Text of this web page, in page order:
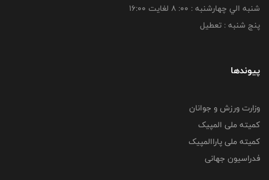
شنبه الي چهارشنبه : 00: 8 لغايت 16:00
پنج شنبه : تعطیل
پیوندها
وزارت ورزش و جوانان
کمیته ملی المپیک
کمیته ملی پاراالمپیک
فدراسیون جهانی